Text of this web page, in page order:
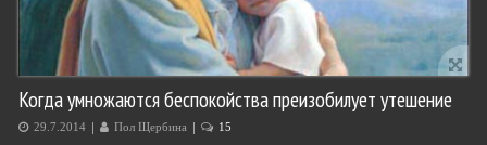
Когда умножаются беспокойства преизобилует утешение
29.7.2014 | Пол Щербина | 15